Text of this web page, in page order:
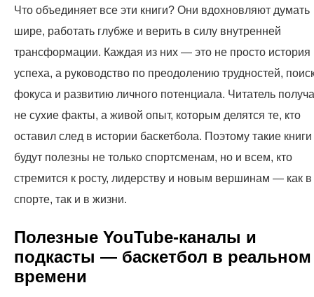
Что объединяет все эти книги? Они вдохновляют думать
шире, работать глубже и верить в силу внутренней
трансформации. Каждая из них — это не просто история
успеха, а руководство по преодолению трудностей,
фокуса и развитию личного потенциала. Читатель
не сухие факты, а живой опыт, которым делятся те, кто
оставил след в истории баскетбола. Поэтому такие книги
будут полезны не только спортсменам, но и всем, кто
стремится к росту, лидерству и новым вершинам — как в
спорте, так и в жизни.
Полезные YouTube-каналы и
подкасты — баскетбол в реальном
времени